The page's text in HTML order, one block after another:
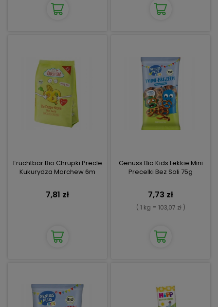
Fruchtbar Bio Chrupki Precle
Kukurydza Marchew 6m
7,81 zł
Genuss Bio Kids Lekkie Mini
Precelki Bez Soli 75g
7,73 zł
( 1 kg = 103,07 zł )